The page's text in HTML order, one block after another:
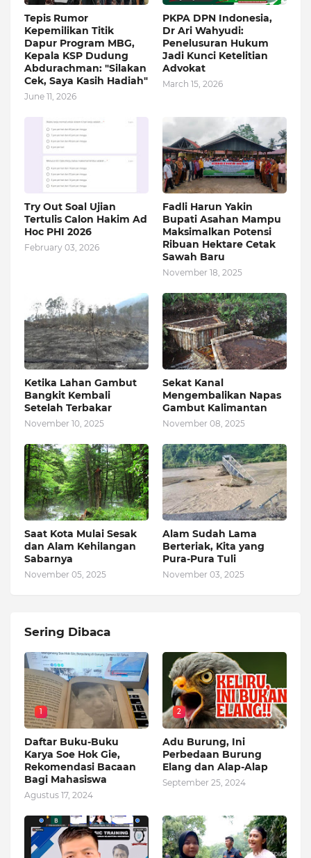
Tepis Rumor
Kepemilikan Titik
Dapur Program MBG,
Kepala KSP Dudung
Abdurachman: "Silakan
Cek, Saya Kasih Hadiah"
June 11, 2026
PKPA DPN Indonesia,
Dr Ari Wahyudi:
Penelusuran Hukum
Jadi Kunci Ketelitian
Advokat
March 15, 2026
Try Out Soal Ujian
Tertulis Calon Hakim Ad
Hoc PHI 2026
February 03, 2026
Fadli Harun Yakin
Bupati Asahan Mampu
Maksimalkan Potensi
Ribuan Hektare Cetak
Sawah Baru
November 18, 2025
Ketika Lahan Gambut
Bangkit Kembali
Setelah Terbakar
November 10, 2025
Sekat Kanal
Mengembalikan Napas
Gambut Kalimantan
November 08, 2025
Saat Kota Mulai Sesak
dan Alam Kehilangan
Sabarnya
November 05, 2025
Alam Sudah Lama
Berteriak, Kita yang
Pura-Pura Tuli
November 03, 2025
Sering Dibaca
1
Daftar Buku-Buku
Karya Soe Hok Gie,
Rekomendasi Bacaan
Bagi Mahasiswa
Agustus 17, 2024
2
Adu Burung, Ini
Perbedaan Burung
Elang dan Alap-Alap
September 25, 2024